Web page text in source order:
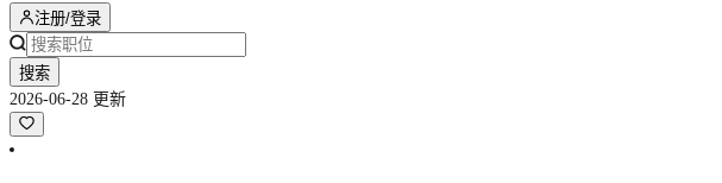
注册/登录
搜索
2026-06-28 更新